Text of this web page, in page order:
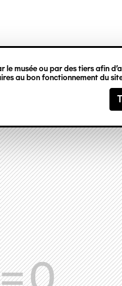
le musée ou par des tiers afin
au bon fonctionnement du